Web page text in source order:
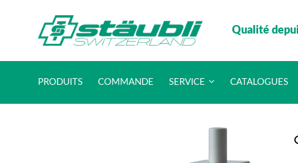
Qualité
PRODUITS COMMANDE SERVICE CATALOGUES